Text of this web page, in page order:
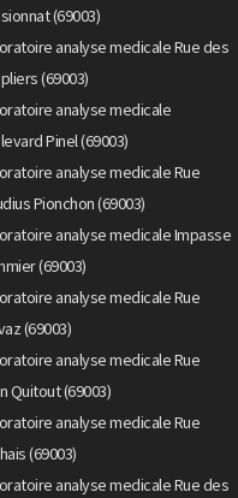
(69003)
analyse medicale Rue des
(69003)
analyse medicale
Pinel (69003)
analyse medicale Rue
Pionchon (69003)
analyse medicale Impasse
(69003)
analyse medicale Rue
(69003)
analyse medicale Rue
Quitout (69003)
analyse medicale Rue
(69003)
analyse medicale Rue des